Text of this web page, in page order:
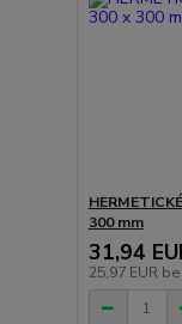
300 mm
31,94
25,97 EUR